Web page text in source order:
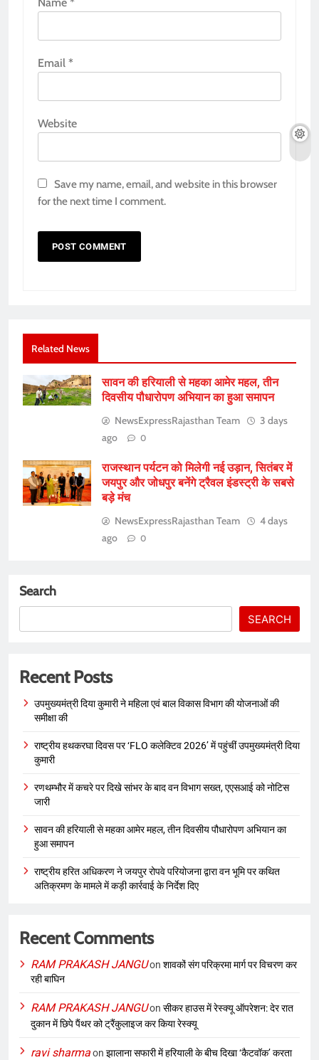
Email *
Website
Save my name, email, and website in this browser
for the next time I comment.
Related News
सावन की हरियाली से महका आमेर महल, तीन
दिवसीय पौधारोपण अभियान का हुआ समापन
NewsExpressRajasthan Team
3 days
ago
0
राजस्थान पर्यटन को मिलेगी नई उड़ान, सितंबर में
जयपुर और जोधपुर बनेंगे ट्रैवल इंडस्ट्री के सबसे
बड़े मंच
NewsExpressRajasthan Team
4 days
ago
0
Search
SEARCH
Recent Posts
उपमुख्यमंत्री दिया कुमारी ने महिला एवं बाल विकास विभाग की योजनाओं की
समीक्षा की
राष्ट्रीय हथकरघा दिवस पर ‘FLO कलेक्टिव 2026’ में पहुंचीं उपमुख्यमंत्री दिया
कुमारी
रणथम्भौर में कचरे पर दिखे सांभर के बाद वन विभाग सख्त, एएसआई को नोटिस
जारी
सावन की हरियाली से महका आमेर महल, तीन दिवसीय पौधारोपण अभियान का
हुआ समापन
राष्ट्रीय हरित अधिकरण ने जयपुर रोपवे परियोजना द्वारा वन भूमि पर कथित
अतिक्रमण के मामले में कड़ी कार्रवाई के निर्देश दिए
Recent Comments
RAM PRAKASH JANGUon शावकों संग परिक्रमा मार्ग पर विचरण कर
रही बाघिन
RAM PRAKASH JANGUon सीकर हाउस में रेस्क्यू ऑपरेशन: देर रात
दुकान में छिपे पैंथर को ट्रैंकुलाइज कर किया रेस्क्यू
ravi sharmaon झालाना सफारी में हरियाली के बीच दिखा ‘कैटवॉक’ करता